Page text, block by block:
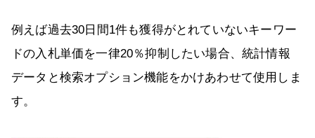
例えば過去30日間1件も獲得がとれていないキーワー
ドの入札単価を一律20％抑制したい場合、統計情報
データと検索オプション機能をかけあわせて使用しま
す。